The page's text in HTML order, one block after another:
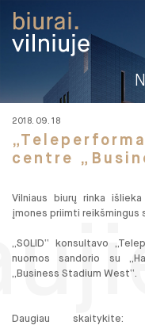
2018. 09. 18
centre
Vilniaus biurų rinka
įmones priimti reikšmingus
„SOLID“ konsultavo
nuomos sandorio su
„Business Stadium West“.
Daugiau skaitykite: